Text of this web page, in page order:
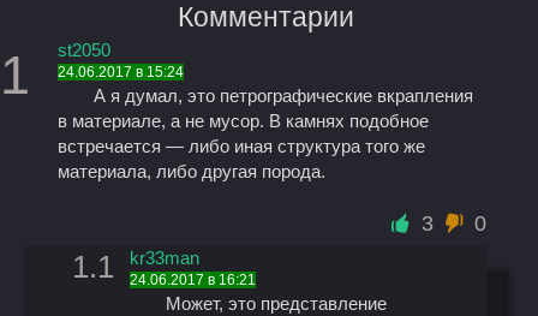
Комментарии
1 st2050
24.06.2017 в 15:24
А я думал, это петрографические вкрапления
в материале, а не мусор. В камнях подобное
встречается — либо иная структура того же
материала, либо другая порода.
3 0
1.1 kr33man
24.06.2017 в 16:21
Может, это представление